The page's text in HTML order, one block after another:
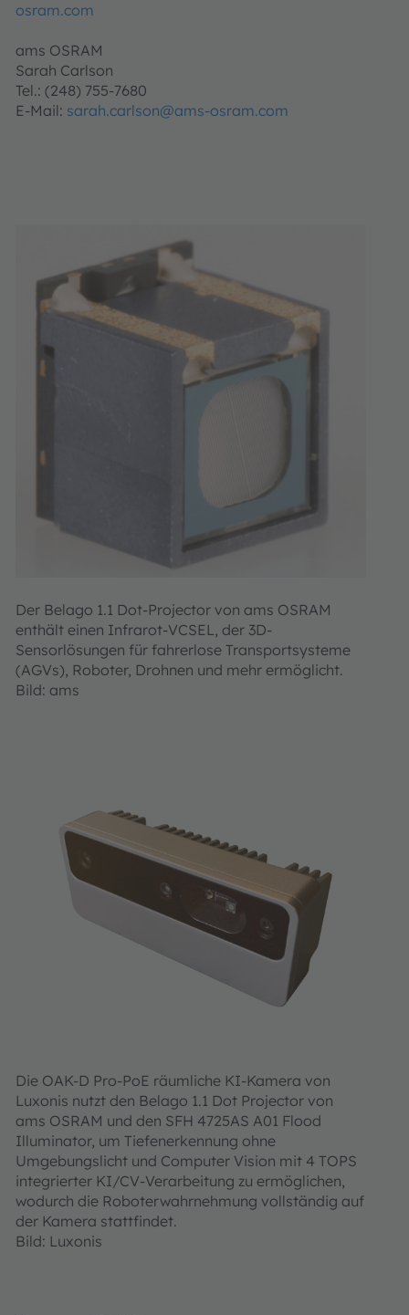
osram.com
ams OSRAM
Sarah Carlson
Tel.: (248) 755-7680
E-Mail: sarah.carlson@ams-osram.com
Der Belago 1.1 Dot-Projector von ams OSRAM
enthält einen Infrarot-VCSEL, der 3D-
Sensorlösungen für fahrerlose Transportsysteme
(AGVs), Roboter, Drohnen und mehr ermöglicht.
Bild: ams
Die OAK-D Pro-PoE räumliche KI-Kamera von
Luxonis nutzt den Belago 1.1 Dot Projector von
ams OSRAM und den SFH 4725AS A01 Flood
Illuminator, um Tiefenerkennung ohne
Umgebungslicht und Computer Vision mit 4 TOPS
integrierter KI/CV-Verarbeitung zu ermöglichen,
wodurch die Roboterwahrnehmung vollständig auf
der Kamera stattfindet.
Bild: Luxonis